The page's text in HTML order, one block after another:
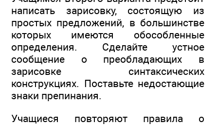
написать зарисовку, состоящую из
простых предложений, в большинстве
которых имеются обособленные
определения. Сделайте устное
сообщение о преобладающих в
зарисовке синтаксических
конструкциях. Поставьте недостающие
знаки препинания.
Учащиеся повторяют правила о